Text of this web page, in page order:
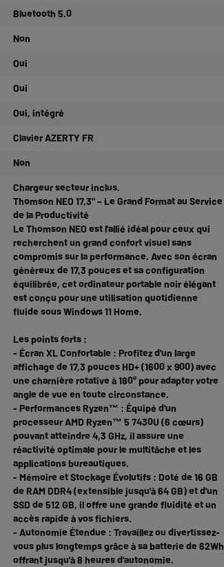
Bluetooth 5.0
Non
Oui
Oui
Oui, intégré
Clavier AZERTY FR
Non
Chargeur secteur inclus.
Thomson NEO 17,3" – Le Grand Format au Service
de la Productivité
Le Thomson NEO est l'allié idéal pour ceux qui
recherchent un grand confort visuel sans
compromis sur la performance. Avec son écran
généreux de 17,3 pouces et sa configuration
équilibrée, cet ordinateur portable noir élégant
est conçu pour une utilisation quotidienne
fluide sous Windows 11 Home.
Les points forts :
- Écran XL Confortable : Profitez d'un large
affichage de 17,3 pouces HD+ (1600 x 900) avec
une charnière rotative à 180° pour adapter votre
angle de vue en toute circonstance.
- Performances Ryzen™ : Équipé d'un
processeur AMD Ryzen™ 5 7430U (6 cœurs)
pouvant atteindre 4,3 GHz, il assure une
réactivité optimale pour le multitâche et les
applications bureautiques.
- Mémoire et Stockage Évolutifs : Doté de 16 GB
de RAM DDR4 (extensible jusqu'à 64 GB) et d'un
SSD de 512 GB, il offre une grande fluidité et un
accès rapide à vos fichiers.
- Autonomie Étendue : Travaillez ou divertissez-
vous plus longtemps grâce à sa batterie de 62Wh
offrant jusqu'à 8 heures d'autonomie.